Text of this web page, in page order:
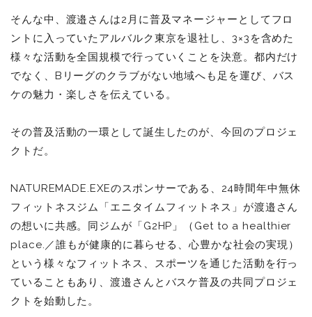
そんな中、渡邉さんは2月に普及マネージャーとしてフロ
ントに入っていたアルバルク東京を退社し、3×3を含めた
様々な活動を全国規模で行っていくことを決意。都内だけ
でなく、Bリーグのクラブがない地域へも足を運び、バス
ケの魅力・楽しさを伝えている。
その普及活動の一環として誕生したのが、今回のプロジェ
クトだ。
NATUREMADE.EXEのスポンサーである、24時間年中無休
フィットネスジム「エニタイムフィットネス」が渡邉さん
の想いに共感。同ジムが「G2HP」（Get to a healthier
place.／誰もが健康的に暮らせる、心豊かな社会の実現）
という様々なフィットネス、スポーツを通じた活動を行っ
ていることもあり、渡邉さんとバスケ普及の共同プロジェ
クトを始動した。